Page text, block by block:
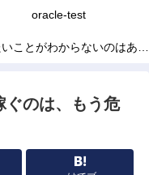
oracle-test
ことがわからないのはあな
ぐのは、もう危